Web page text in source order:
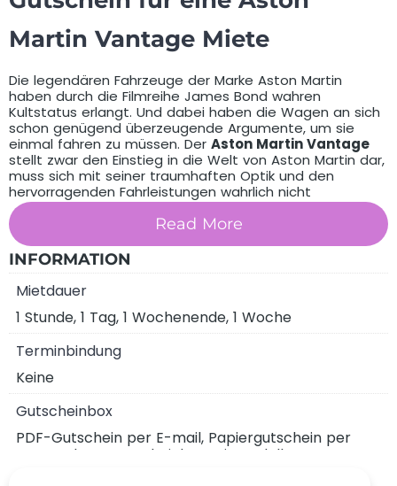
Martin Vantage Miete
Die legendären Fahrzeuge der Marke Aston Martin
haben durch die Filmreihe James Bond wahren
Kultstatus erlangt. Und dabei haben die Wagen an sich
schon genügend überzeugende Argumente, um sie
einmal fahren zu müssen. Der Aston Martin Vantage
stellt zwar den Einstieg in die Welt von Aston Martin dar,
muss sich mit seiner traumhaften Optik und den
hervorragenden Fahrleistungen wahrlich nicht
verstecken.
Was beinhaltet dieser Gutschein?
Read More
INFORMATION
Mietdauer
1 Stunde, 1 Tag, 1 Wochenende, 1 Woche
Terminbindung
Keine
Gutscheinbox
PDF-Gutschein per E-mail, Papiergutschein per
Post, Deluxe-Gutscheinbox mit Modellauto